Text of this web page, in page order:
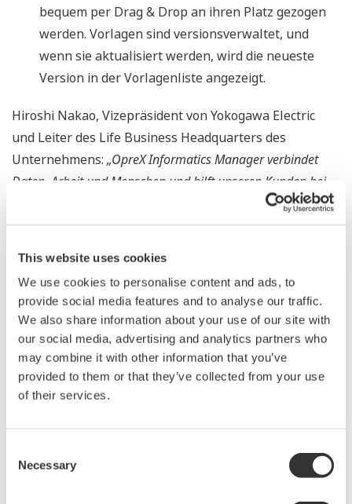
This website uses cookies
We use cookies to personalise content and ads, to
provide social media features and to analyse our traffic.
We also share information about your use of our site with
our social media, advertising and analytics partners who
may combine it with other information that you’ve
provided to them or that they’ve collected from your use
of their services.
Selection
Necessary
bequem per Drag & Drop an ihren Platz gezogen
werden. Vorlagen sind versionsverwaltet, und
wenn sie aktualisiert werden, wird die neueste
Version in der Vorlagenliste angezeigt.
Hiroshi Nakao, Vizepräsident von Yokogawa Electric
und Leiter des Life Business Headquarters des
Unternehmens: „OpreX Informatics Manager verbindet
Daten, Arbeit und Menschen und hilft unseren Kunden bei
der digitalen Transformation ihrer Abläufe. Er ermöglicht
die gemeinsame Nutzung von Daten nicht nur innerhalb
die Laborautomatisierung und die intelligente Fertigung,
indem er ein integriertes Management in einem einzigen
System ermög-licht.“
Weitere Informationen
services/life-science/oprex-informatics-manager/
Über OpreX